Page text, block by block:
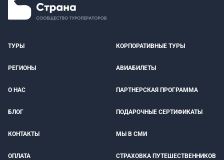
ТУРЫ КОРПОРАТИВНЫЕ ТУРЫ
РЕГИОНЫ АВИАБИЛЕТЫ
О НАС ПАРТНЕРСКАЯ ПРОГРАММА
БЛОГ ПОДАРОЧНЫЕ СЕРТИФИКАТЫ
КОНТАКТЫ МЫ В СМИ
ОПЛАТА СТРАХОВКА ПУТЕШЕСТВЕННИКОВ